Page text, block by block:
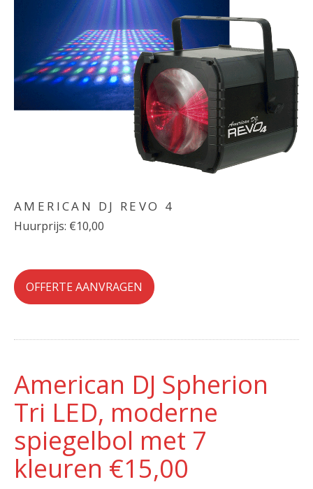
AMERICAN DJ REVO 4
Huurprijs: €10,00
OFFERTE AANVRAGEN
American DJ Spherion
Tri LED, moderne
spiegelbol met 7
kleuren €15,00